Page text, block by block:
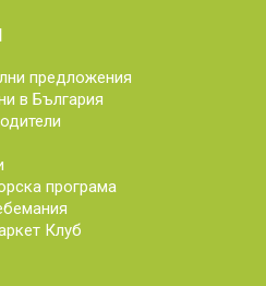
предложения
в България
програма
Клуб